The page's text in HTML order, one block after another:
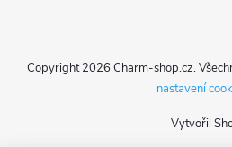
Vytvořil
Copyright 2026 Charm-shop.cz.
nastavení